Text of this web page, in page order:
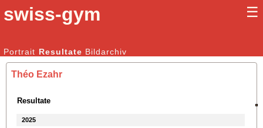
swiss-gym ☰
Kunstturnen Männer | Kunstturnen Frauen
Portrait Resultate Bildarchiv
Théo Ezahr
Resultate
2025